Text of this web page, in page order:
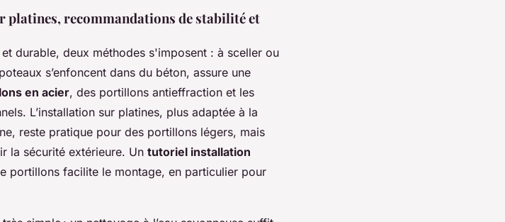
platines, recommandations de stabilité et
et durable, deux méthodes s'imposent : à sceller ou
s’enfoncent dans du béton, assure une
en acier, des portillons antieffraction et les
L’installation sur platines, plus adaptée à la
reste pratique pour des portillons légers, mais
la sécurité extérieure. Un tutoriel installation
portillons facilite le montage, en particulier pour